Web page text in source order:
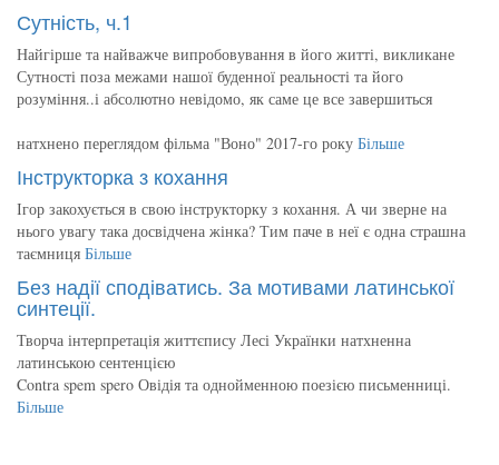
Сутність, ч.1
Найгірше та найважче випробовування в його житті, викликане
Сутності поза межами нашої буденної реальності та його
розуміння..і абсолютно невідомо, як саме це все завершиться
натхнено переглядом фільма "Воно" 2017-го року Більше
Інструкторка з кохання
Ігор закохується в свою інструкторку з кохання. А чи зверне на
нього увагу така досвідчена жінка? Тим паче в неї є одна страшна
таємниця Більше
Без надії сподіватись. За мотивами латинської
синтеції.
Творча інтерпретація життєпису Лесі Українки натхненна
латинською сентенцією
Contra spem spero Овідія та однойменною поезією письменниці.
Більше